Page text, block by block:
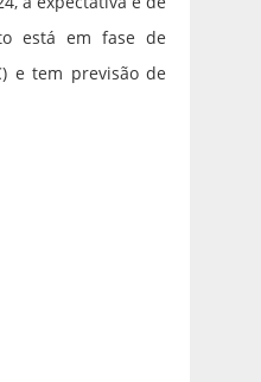
está em fase de
e tem previsão de